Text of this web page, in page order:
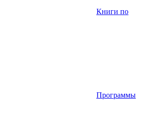
Книги по
Программы